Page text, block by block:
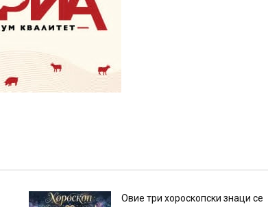
Овие три хороскопски знаци се